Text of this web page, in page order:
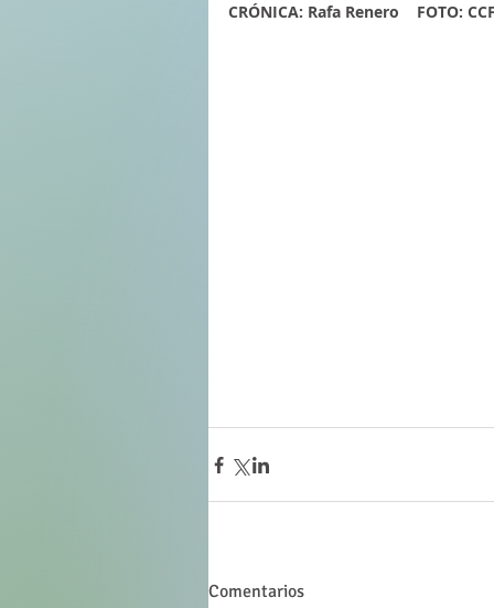
CRÓNICA: Rafa Renero    FOTO:
Comentarios